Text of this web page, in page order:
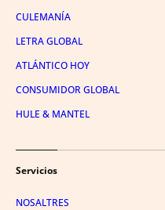
CULEMANÍA
LETRA GLOBAL
ATLÁNTICO HOY
CONSUMIDOR GLOBAL
HULE & MANTEL
Servicios
NOSALTRES